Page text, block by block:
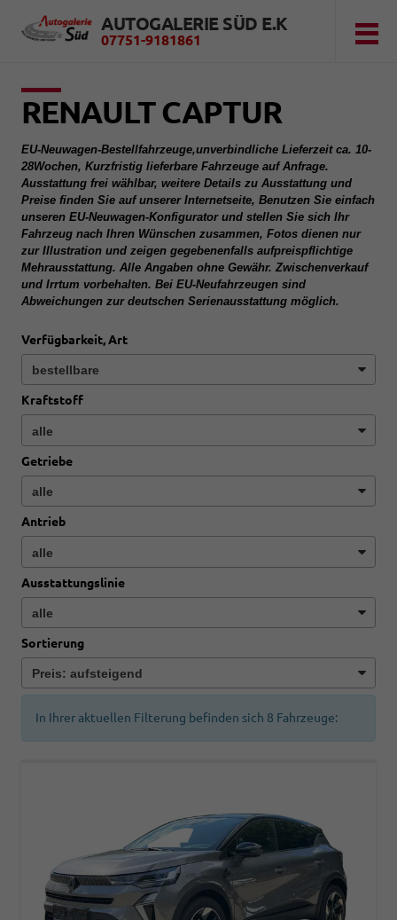
AUTOGALERIE SÜD E.K
07751-9181861
RENAULT CAPTUR
EU-Neuwagen-Bestellfahrzeuge,unverbindliche Lieferzeit ca. 10-
28Wochen, Kurzfristig lieferbare Fahrzeuge auf Anfrage.
Ausstattung frei wählbar, weitere Details zu Ausstattung und
Preise finden Sie auf unserer Internetseite, Benutzen Sie einfach
unseren EU-Neuwagen-Konfigurator und stellen Sie sich Ihr
Fahrzeug nach Ihren Wünschen zusammen, Fotos dienen nur
zur Illustration und zeigen gegebenenfalls aufpreispflichtige
Mehrausstattung. Alle Angaben ohne Gewähr. Zwischenverkauf
und Irrtum vorbehalten. Bei EU-Neufahrzeugen sind
Abweichungen zur deutschen Serienausstattung möglich.
Verfügbarkeit, Art
Kraftstoff
Getriebe
Antrieb
Ausstattungslinie
Sortierung
In Ihrer aktuellen Filterung befinden sich 8 Fahrzeuge: